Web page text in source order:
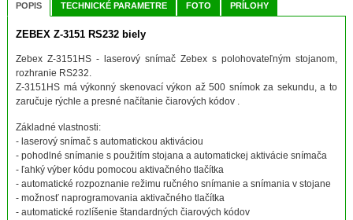
POPIS TECHNICKÉ PARAMETRE FOTO PRÍLOHY
ZEBEX Z-3151 RS232 biely
Zebex Z-3151HS - laserový snímač Zebex s polohovateľným stojanom,
rozhranie RS232.
Z-3151HS má ​​výkonný skenovací výkon až 500 snímok za sekundu, a to
zaručuje rýchle a presné načítanie čiarových kódov .
Základné vlastnosti:
- laserový snímač s automatickou aktiváciou
- pohodlné snímanie s použitím stojana a automatickej aktivácie snímača
- ľahký výber kódu pomocou aktivačného tlačítka
- automatické rozpoznanie režimu ručného snímanie a snímania v stojane
- možnosť naprogramovania aktivačného tlačítka
- automatické rozlíšenie štandardných čiarových kódov